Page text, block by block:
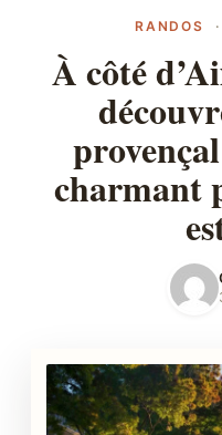
RANDOS ·
À côté
charmant